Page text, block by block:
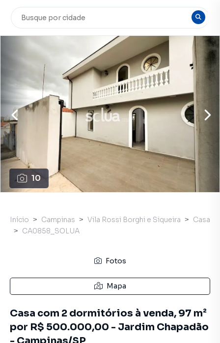
10
Início Campinas Vila Rossi Borghi e Siqueira
Casa
CA0858_SOLUA
Fotos
Mapa
Casa com 2 dormitórios à venda, 97 m²
por R$ 500.000,00 - Jardim Chapadão